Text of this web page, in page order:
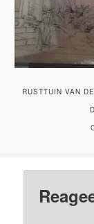
RUSTTUIN VAN